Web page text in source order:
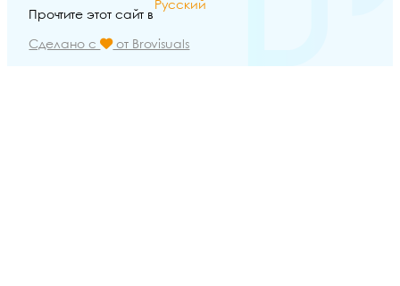
Прочтите этот сайт в
Русский
Сделано с от Brovisuals